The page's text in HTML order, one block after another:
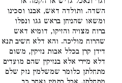
השדה. ותולדה דאש, אבנו וסכינו
ומשאו שהניחן בראש גגו ונפלו
ברוח מצויה והזיקו, דומיא דאש
שהרוח מוליכה. והא דלא חשיב תנא
דידן קרן בכלל אבות נזיקין, משום
דלא מיירי אלא בנזיקין שהם מועדים
מתחלתן כלומר שמשלמין נזק שלם